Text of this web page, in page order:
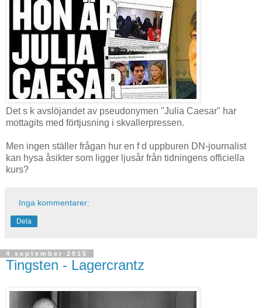
Det s k avslöjandet av pseudonymen "Julia Caesar" har
mottagits med förtjusning i skvallerpressen.
Men ingen ställer frågan hur en f d uppburen DN-journalist
kan hysa åsikter som ligger ljusår från tidningens officiella
kurs?
Inga kommentarer:
Dela
4 september 2015
Tingsten - Lagercrantz